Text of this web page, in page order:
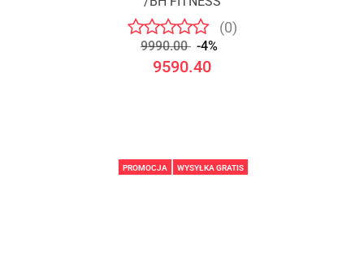
(0)
9990.00 -4%
9590.40
PROMOCJA WYSYŁKA GRATIS